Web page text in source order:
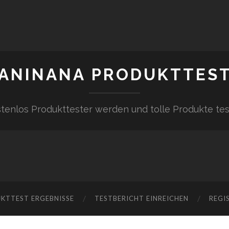
Produkttester werden und tolle Produkte
ERGEBNISSE TESTBERICHT EINREICHEN